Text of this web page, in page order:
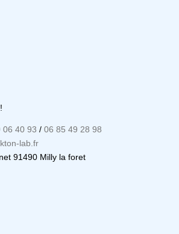
06 40 93 / 06 85 49 28 98
lab.fr
91490 Milly la foret